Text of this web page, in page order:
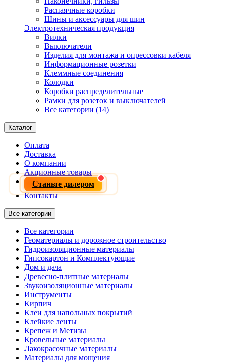
Распаячные коробки
Шины и аксессуары для шин
Электротехническая продукция
Вилки
Выключатели
Изделия для монтажа и опрессовки кабеля
Информационные розетки
Клеммные соединения
Колодки
Коробки распределительные
Рамки для розеток и выключателей
Все категории (14)
Каталог
Оплата
Доставка
О компании
Акционные товары
Станьте дилером
Контакты
Все категории
Все категории
Геоматериалы и дорожное строительство
Гидроизоляционные материалы
Гипсокартон и Комплектующие
Дом и дача
Древесно-плитные материалы
Звукоизоляционные материалы
Инструменты
Кирпич
Клеи для напольных покрытий
Клейкие ленты
Крепеж и Метизы
Кровельные материалы
Лакокрасочные материалы
Материалы для мощения